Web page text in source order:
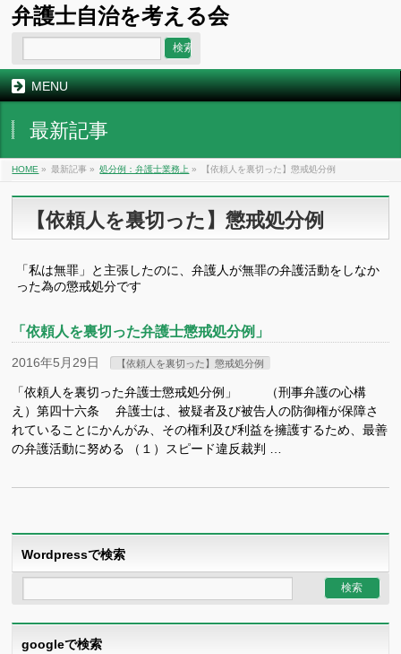
弁護士自治を考える会
MENU
最新記事
HOME » 最新記事 » 処分例：弁護士業務上 » 【依頼人を裏切った】懲戒処分例
【依頼人を裏切った】懲戒処分例
「私は無罪」と主張したのに、弁護人が無罪の弁護活動をしなか
った為の懲戒処分です
「依頼人を裏切った弁護士懲戒処分例」
2016年5月29日 【依頼人を裏切った】懲戒処分例
「依頼人を裏切った弁護士懲戒処分例」 （刑事弁護の心構
え）第四十六条 弁護士は、被疑者及び被告人の防御権が保障さ
れていることにかんがみ、その権利及び利益を擁護するため、最善
の弁護活動に努める （１）スピード違反裁判 …
Wordpressで検索
googleで検索